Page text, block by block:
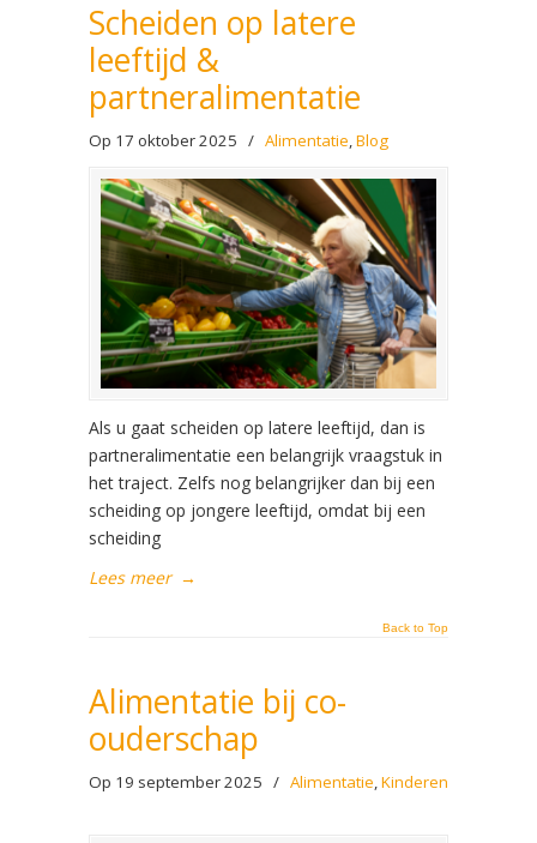
Scheiden op latere
leeftijd &
partneralimentatie
Op 17 oktober 2025 / Alimentatie,Blog
Als u gaat scheiden op latere leeftijd, dan is
partneralimentatie een belangrijk vraagstuk in
het traject. Zelfs nog belangrijker dan bij een
scheiding op jongere leeftijd, omdat bij een
scheiding
Lees meer →
Back to Top
Alimentatie bij co-
ouderschap
Op 19 september 2025 / Alimentatie,Kinderen